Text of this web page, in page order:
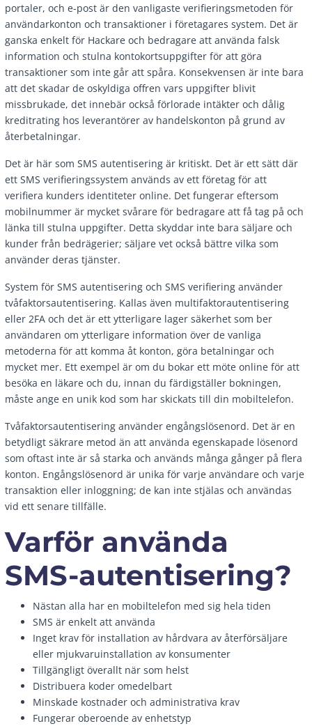
portaler, och e-post är den vanligaste verifieringsmetoden för
användarkonton och transaktioner i företagares system. Det är
ganska enkelt för Hackare och bedragare att använda falsk
information och stulna kontokortsuppgifter för att göra
transaktioner som inte går att spåra. Konsekvensen är inte bara
att det skadar de oskyldiga offren vars uppgifter blivit
missbrukade, det innebär också förlorade intäkter och dålig
kreditrating hos leverantörer av handelskonton på grund av
återbetalningar.
Det är här som SMS autentisering är kritiskt. Det är ett sätt där
ett SMS verifieringssystem används av ett företag för att
verifiera kunders identiteter online. Det fungerar eftersom
mobilnummer är mycket svårare för bedragare att få tag på och
länka till stulna uppgifter. Detta skyddar inte bara säljare och
kunder från bedrägerier; säljare vet också bättre vilka som
använder deras tjänster.
System för SMS autentisering och SMS verifiering använder
tvåfaktorsautentisering. Kallas även multifaktorautentisering
eller 2FA och det är ett ytterligare lager säkerhet som ber
användaren om ytterligare information över de vanliga
metoderna för att komma åt konton, göra betalningar och
mycket mer. Ett exempel är om du bokar ett möte online för att
besöka en läkare och du, innan du färdigställer bokningen,
måste ange en unik kod som har skickats till din mobiltelefon.
Tvåfaktorsautentisering använder engångslösenord. Det är en
betydligt säkrare metod än att använda egenskapade lösenord
som oftast inte är så starka och används många gånger på flera
konton. Engångslösenord är unika för varje användare och varje
transaktion eller inloggning; de kan inte stjälas och användas
vid ett senare tillfälle.
Varför använda
SMS-autentisering?
Nästan alla har en mobiltelefon med sig hela tiden
SMS är enkelt att använda
Inget krav för installation av hårdvara av återförsäljare
eller mjukvaruinstallation av konsumenter
Tillgängligt överallt när som helst
Distribuera koder omedelbart
Minskade kostnader och administrativa krav
Fungerar oberoende av enhetstyp